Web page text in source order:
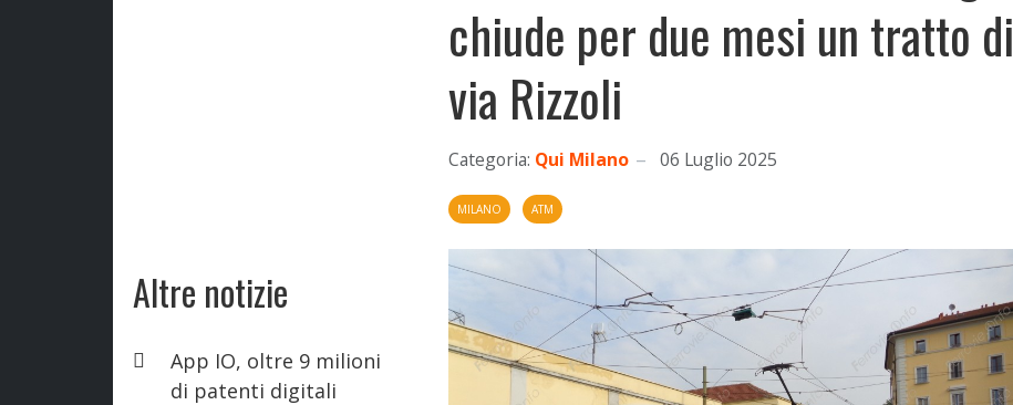
Altre notizie
App IO, oltre 9 milioni
di patenti digitali
chiude per due mesi un tratto di
via Rizzoli
Categoria: Qui Milano 06 Luglio 2025
MILANO ATM